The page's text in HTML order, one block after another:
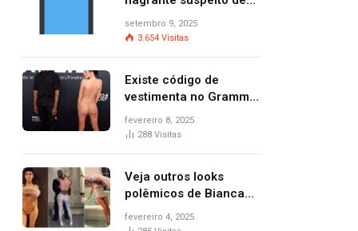
provocar dois incêndios
criminosos no mesmo
setembro 9, 2025
3.654 Visitas
Existe código de
vestimenta no Grammy?
Questionamento surgiu
após Bianca Censori,
premiação
fevereiro 8, 2025
288 Visitas
Veja outros looks
polêmicos de Bianca
Censori, esposa de
Kanye West que
fevereiro 4, 2025